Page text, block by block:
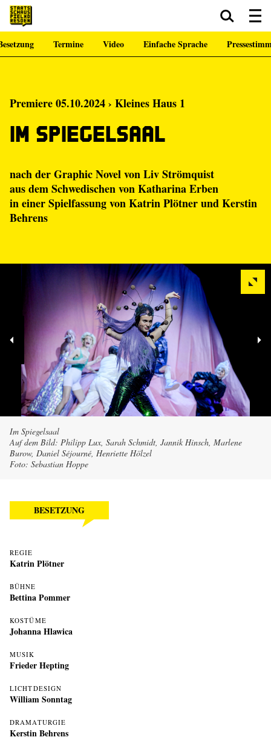
Zum Hauptinhalt springen Zum Footer springen
Termine Video Einfache Sprache
Premiere 05.10.2024 › Kleines Haus 1
Im Spiegelsaal
nach der Graphic Novel vonLiv Strömquist
aus dem Schwedischen von Katharina Erben
in einer Spielfassung vonKatrin PlötnerundKerstin
Behrens
Im Spiegelsaal
Auf dem Bild: Philipp Lux, Sarah Schmidt, Jannik Hinsch, Marlene
Burow, Daniel Séjourné, Henriette Hölzel
Foto: Sebastian Hoppe
BESETZUNG
REGIE
Katrin Plötner
BÜHNE
Bettina Pommer
KOSTÜME
Johanna Hlawica
MUSIK
Frieder Hepting
LICHTDESIGN
William Sonntag
DRAMATURGIE
Kerstin Behrens